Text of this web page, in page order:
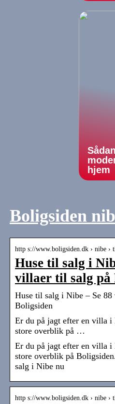
hjem
Boligsiden
http s://www.boligsiden.dk › nibe ›
Huse til salg i
villaer til salg på
Huse til salg i Nibe – Se
Boligsiden
Er du på jagt efter en villa
store overblik på …
Er du på jagt efter en villa
store overblik på
salg i Nibe nu
http s://www.boligsiden.dk › nibe ›